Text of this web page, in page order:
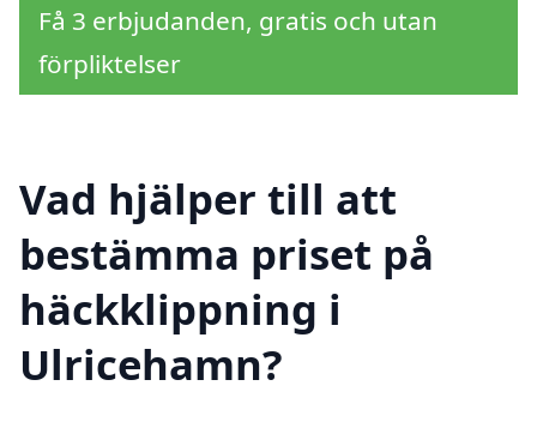
Få 3 erbjudanden, gratis och utan
förpliktelser
Vad hjälper till att
bestämma priset på
häckklippning i
Ulricehamn?